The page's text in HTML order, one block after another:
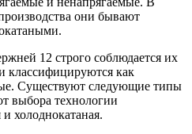
они бывают
12 строго соблюдается их
классифицируются как
Существуют следующие типы
выбора технологии
и холоднокатаная.